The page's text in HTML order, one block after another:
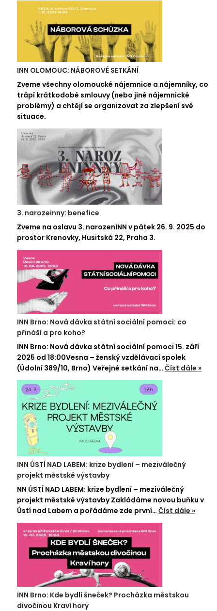
INN OLOMOUC: NÁBOROVÉ SETKÁNÍ
Zveme všechny olomoucké nájemnice a nájemníky, co
trápí krátkodobé smlouvy (nebo jiné nájemnické
problémy) a chtějí se organizovat za zlepšení své
situace.
3. narozeinny: benefice
Zveme na oslavu 3. narozenINN v pátek 26. 9. 2025 do
prostor Krenovky, Husitská 22, Praha 3.
INN Brno: Nová dávka státní sociální pomoci: co
přináší a pro koho?
INN Brno: Nová dávka státní sociální pomoci 15. září
2025 od 18:00Vesna – ženský vzdělávací spolek
(Údolní 389/10, Brno) Veřejné setkání na… Číst dále »
INN ÚSTÍ NAD LABEM: krize bydlení – meziválečný
projekt městské výstavby
NN ÚSTÍ NAD LABEM: krize bydlení – meziválečný
projekt městské výstavby Zakládáme novou buňku v
Ústí nad Labem a pořádáme zde první… Číst dále »
INN Brno: Kde bydlí šneček? Procházka městskou
divočinou Kraví hory